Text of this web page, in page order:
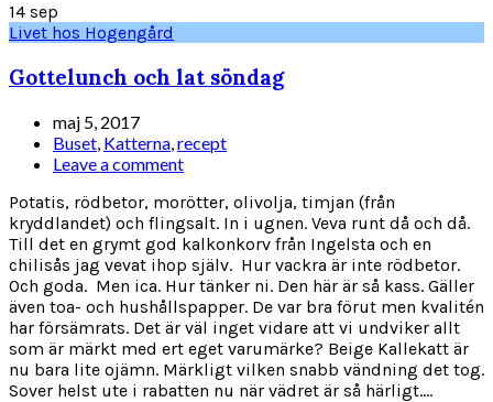
14 sep
Livet hos Hogengård
Gottelunch och lat söndag
maj 5, 2017
Buset, Katterna,recept
Leave a comment
Potatis, rödbetor, morötter, olivolja, timjan (från
kryddlandet) och flingsalt. In i ugnen. Veva runt då och då.
Till det en grymt god kalkonkorv från Ingelsta och en
chilisås jag vevat ihop själv. Hur vackra är inte rödbetor.
Och goda. Men ica. Hur tänker ni. Den här är så kass. Gäller
även toa- och hushållspapper. De var bra förut men kvalitén
har försämrats. Det är väl inget vidare att vi undviker allt
som är märkt med ert eget varumärke? Beige Kallekatt är
nu bara lite ojämn. Märkligt vilken snabb vändning det tog.
Sover helst ute i rabatten nu när vädret är så härligt....